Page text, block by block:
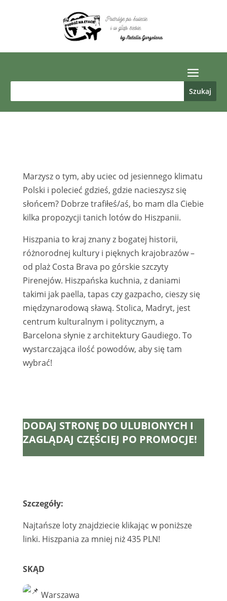
Marzysz o tym, aby uciec od jesiennego klimatu
Polski i polecieć gdzieś, gdzie nacieszysz się
słońcem? Dobrze trafiłeś/aś, bo mam dla Ciebie
kilka propozycji tanich lotów do Hiszpanii.
Hiszpania to kraj znany z bogatej historii,
różnorodnej kultury i pięknych krajobrazów –
od plaż Costa Brava po górskie szczyty
Pirenejów. Hiszpańska kuchnia, z daniami
takimi jak paella, tapas czy gazpacho, cieszy się
międzynarodową sławą. Stolica, Madryt, jest
centrum kulturalnym i politycznym, a
Barcelona słynie z architektury Gaudiego. To
wystarczająca ilość powodów, aby się tam
wybrać!
DODAJ STRONĘ DO ULUBIONYCH I
ZAGLĄDAJ CZĘŚCIEJ PO PROMOCJE!
Szczegóły:
Najtańsze loty znajdziecie klikając w poniższe
linki. Hiszpania za mniej niż 435 PLN!
SKĄD
Warszawa